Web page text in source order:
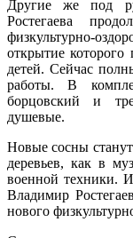
Другие же под
Ростегаева
физкультурно-
открытие
детей. Сейчас
работы. В
борцовский и
душевые.
Новые сосны
деревьев, как в
военной техники.
Владимир
нового